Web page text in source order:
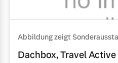
Abbildung zeigt
Dachbox, Travel